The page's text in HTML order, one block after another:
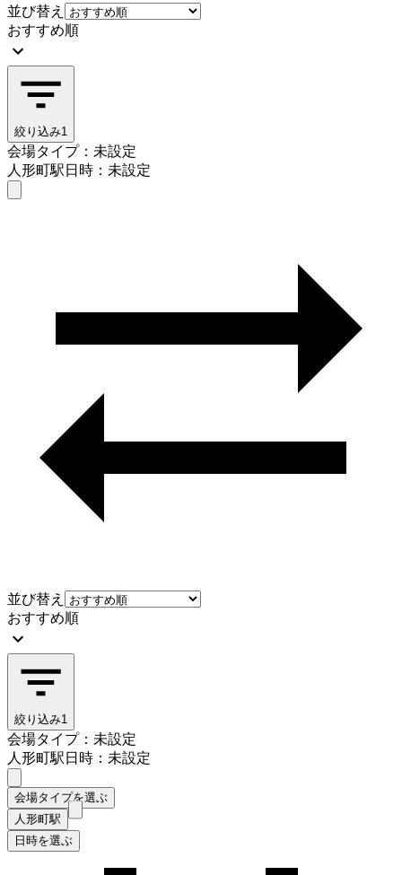
並び替え
おすすめ順
絞り込み1
会場タイプ：未設定
人形町駅日時：未設定
並び替え
おすすめ順
絞り込み1
会場タイプ：未設定
人形町駅日時：未設定
会場タイプを選ぶ
人形町駅
日時を選ぶ